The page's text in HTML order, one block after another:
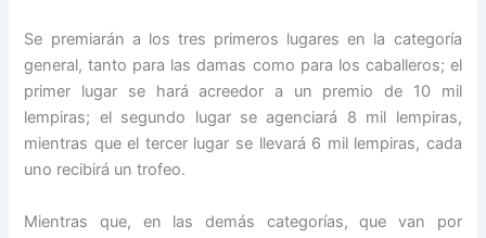
Se premiarán a los tres primeros lugares en la categoría
general, tanto para las damas como para los caballeros; el
primer lugar se hará acreedor a un premio de 10 mil
lempiras; el segundo lugar se agenciará 8 mil lempiras,
mientras que el tercer lugar se llevará 6 mil lempiras, cada
uno recibirá un trofeo.
Mientras que, en las demás categorías, que van por